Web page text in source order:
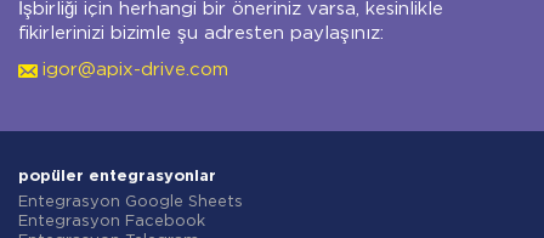
İşbirliği için herhangi bir öneriniz varsa, kesinlikle
fikirlerinizi bizimle şu adresten paylaşınız:
igor@apix-drive.com
popüler entegrasyonlar
Entegrasyon Google Sheets
Entegrasyon Facebook